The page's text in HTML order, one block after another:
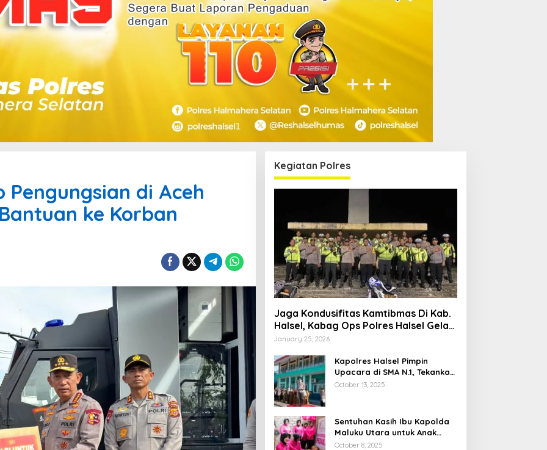
Pengungsian di Aceh
ke Korban
Kegiatan Polres
Jaga Kondusifitas Kamtibmas Di Kab.
Halsel, Kabag Ops Polres Halsel Gelar
Patroli Cipta Kondisi
January 25, 2026
Kapolres Halsel Pimpin
Upacara di SMA N.1, Tekankan
Disiplin Dan Keselamatan
October 13, 2025
Sentuhan Kasih Ibu Kapolda
Maluku Utara untuk Anak
Penyandang Hidrosefalus di
October 8, 2025